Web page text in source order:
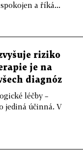
a říká...
riziko
je na
diagnóz
léčby –
jediná účinná. V